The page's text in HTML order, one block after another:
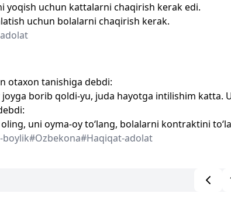
yoqish uchun kattalarni chaqirish kerak edi.
uchun bolalarni chaqirish kerak.
otaxon tanishiga debdi:
borib qoldi-yu, juda hayotga intilishim katta.
uni oyma-oy to‘lang, bolalarni kontraktini
boylik#Ozbekona#Haqiqat-adolat